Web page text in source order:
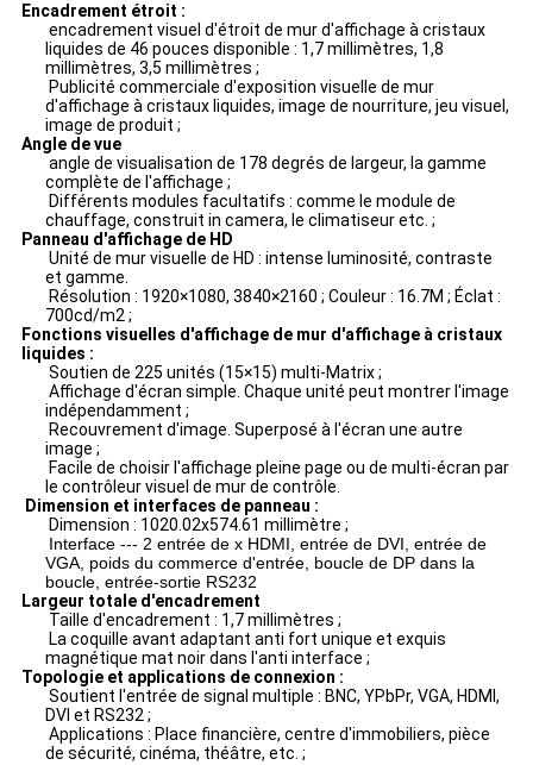
Encadrement étroit :
encadrement visuel d'étroit de mur d'affichage à cristaux
liquides de 46 pouces disponible : 1,7 millimètres, 1,8
millimètres, 3,5 millimètres ;
Publicité commerciale d'exposition visuelle de mur
d'affichage à cristaux liquides, image de nourriture, jeu visuel,
image de produit ;
Angle de vue
angle de visualisation de 178 degrés de largeur, la gamme
complète de l'affichage ;
Différents modules facultatifs : comme le module de
chauffage, construit in camera, le climatiseur etc. ;
Panneau d'affichage de HD
Unité de mur visuelle de HD : intense luminosité, contraste
et gamme.
Résolution : 1920×1080, 3840×2160 ; Couleur : 16.7M ; Éclat :
700cd/m2 ;
Fonctions visuelles d'affichage de mur d'affichage à cristaux
liquides :
Soutien de 225 unités (15×15) multi-Matrix ;
Affichage d'écran simple. Chaque unité peut montrer l'image
indépendamment ;
Recouvrement d'image. Superposé à l'écran une autre
image ;
Facile de choisir l'affichage pleine page ou de multi-écran par
le contrôleur visuel de mur de contrôle.
Dimension et interfaces de panneau :
Dimension : 1020.02x574.61 millimètre ;
Interface --- 2 entrée de x HDMI, entrée de DVI, entrée de
VGA, poids du commerce d'entrée, boucle de DP dans la
boucle, entrée-sortie RS232
Largeur totale d'encadrement
Taille d'encadrement : 1,7 millimètres ;
La coquille avant adaptant anti fort unique et exquis
magnétique mat noir dans l'anti interface ;
Topologie et applications de connexion :
Soutient l'entrée de signal multiple : BNC, YPbPr, VGA, HDMI,
DVI et RS232 ;
Applications : Place financière, centre d'immobiliers, pièce
de sécurité, cinéma, théâtre, etc. ;